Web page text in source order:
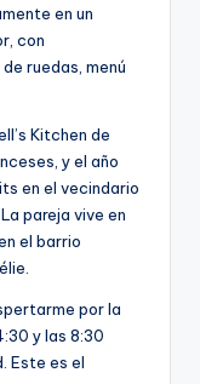
en un
con
ruedas, menú
Kitchen de
y el año
en el vecindario
pareja vive en
el barrio
por la
y las 8:30
Este es el